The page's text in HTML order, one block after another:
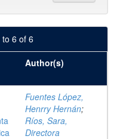
to 6 of 6
Author(s)
Fuentes López,
Henrry Hernán;
Ríos, Sara,
Directora